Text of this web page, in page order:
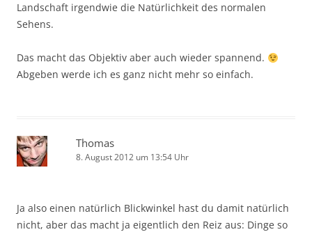
Landschaft irgendwie die Natürlichkeit des normalen
Sehens.
Das macht das Objektiv aber auch wieder spannend.
Abgeben werde ich es ganz nicht mehr so einfach.
Thomas
8. August 2012 um 13:54 Uhr
Ja also einen natürlich Blickwinkel hast du damit natürlich
nicht, aber das macht ja eigentlich den Reiz aus: Dinge so